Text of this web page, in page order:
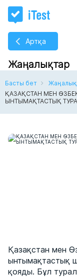
Артқа
Жаңалықтар
Басты бет
ҚАЗАҚСТАН МЕН
ЫНТЫМАҚТАСТЫҚ
Қазақстан мен
ынтымақтастық
қояды. Бұл